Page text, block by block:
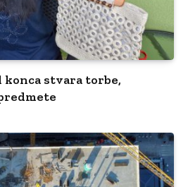
konca stvara torbe,